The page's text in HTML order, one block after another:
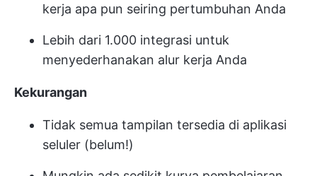
kerja apa pun seiring pertumbuhan Anda
Lebih dari 1.000 integrasi untuk
menyederhanakan alur kerja Anda
Kekurangan
Tidak semua tampilan tersedia di aplikasi
seluler (belum!)